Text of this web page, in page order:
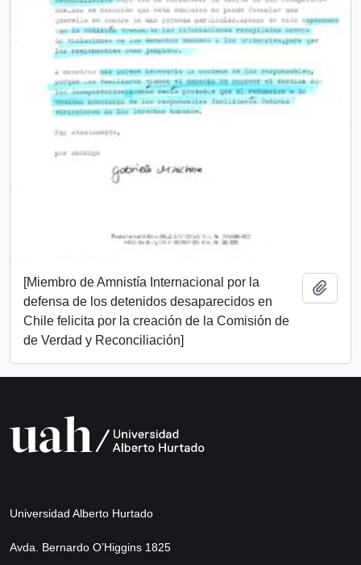
[Miembro de Amnistía Internacional por la
defensa de los detenidos desaparecidos en
Chile felicita por la creación de la Comisión de
de Verdad y Reconciliación]
Universidad Alberto Hurtado
Avda. Bernardo O’Higgins 1825